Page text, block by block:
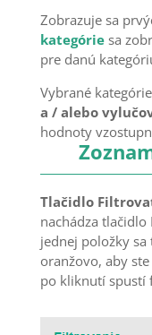
Zobrazuje sa
kategóriesa
pre danú
Vybrané
a / alebo
hodnoty
Tlačidlo
nachádza tlačidlo
jednej položky
oranžovo, aby
po kliknutí spustí